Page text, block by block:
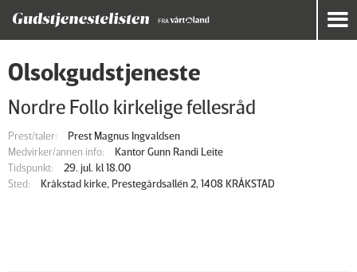
Olsokgudstjeneste
Nordre Follo kirkelige fellesråd
Prest/taler:
Prest Magnus Ingvaldsen
Medvirker/annen info:
Kantor Gunn Randi Leite
Tidspunkt:
29. jul. kl 18.00
Sted:
Kråkstad kirke, Prestegårdsallén 2, 1408 KRÅKSTAD